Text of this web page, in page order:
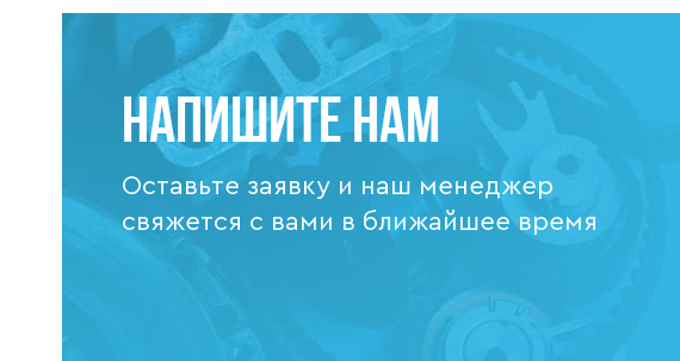
Напишите нам
Оставьте заявку и наш менеджер
свяжется с вами в ближайшее время